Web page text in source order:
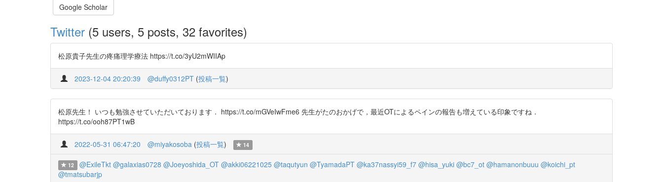
Google Scholar
Twitter (5 users, 5 posts, 32 favorites)
松原貴子先生の疼痛理学療法 https://t.co/3yU2mWIIAp
2023-12-04 20:20:39 @duffy0312PT (投稿一覧)
松原先生！ いつも勉強させていただいております． https://t.co/mGVeIwFme6 先生がたのおかげで，最近OTによるペインの報告も増えている印象ですね．
https://t.co/ooh87PT1wB
2022-05-31 06:47:20 @miyakosoba (投稿一覧) 14
12 @ExileTkt @galaxias0728 @Joeyoshida_OT @akki06221025 @taqutyun @TyamadaPT @ka37nassyi59_f7 @hisa_yuki @bc7_ot @hamanonbuuu @koichi_pt
@tmatsubarjp